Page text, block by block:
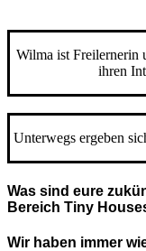
Wilma ist Freilernerin
ihren
Unterwegs ergeben
Was sind eure
Bereich Tiny
Wir haben immer